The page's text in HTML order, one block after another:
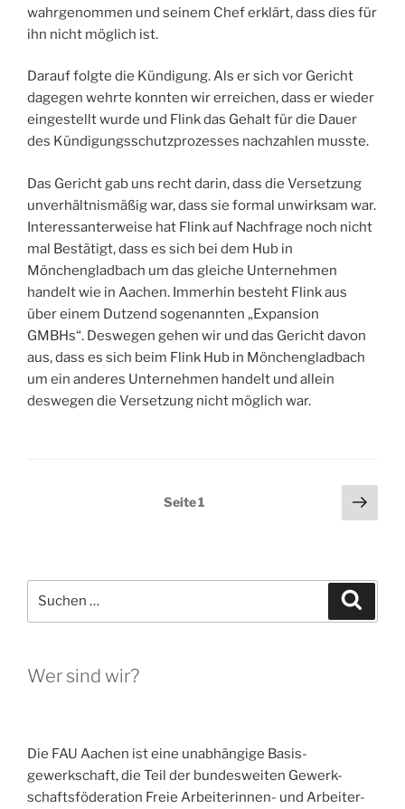
wahrgenommen und seinem Chef erklärt, dass dies für
ihn nicht möglich ist.
Darauf folgte die Kündigung. Als er sich vor Gericht
dagegen wehrte konnten wir erreichen, dass er wieder
eingestellt wurde und Flink das Gehalt für die Dauer
des Kündigungsschutzprozesses nachzahlen musste.
Das Gericht gab uns recht darin, dass die Versetzung
unverhältnismäßig war, dass sie formal unwirksam war.
Interessanterweise hat Flink auf Nachfrage noch nicht
mal Bestätigt, dass es sich bei dem Hub in
Mönchengladbach um das gleiche Unternehmen
handelt wie in Aachen. Immerhin besteht Flink aus
über einem Dutzend sogenannten „Expansion
GMBHs“. Deswegen gehen wir und das Gericht davon
aus, dass es sich beim Flink Hub in Mönchengladbach
um ein anderes Unternehmen handelt und allein
deswegen die Versetzung nicht möglich war.
Seitennummerierung
Seite1
nach:
Wer sind wir?
Die FAU Aachen ist eine un­abhängige Basis­
gewerkschaft, die Teil der bundesweiten Gewerk-
schaftsföderation Freie Arbeiterinnen- und Arbeiter-